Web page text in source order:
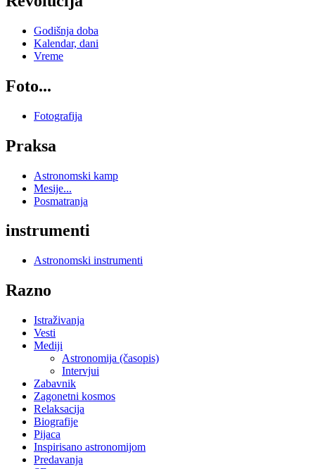
Godišnja doba
Kalendar, dani
Vreme
Foto...
Fotografija
Praksa
Astronomski kamp
Mesije...
Posmatranja
instrumenti
Astronomski instrumenti
Razno
Istraživanja
Vesti
Mediji
Astronomija (časopis)
Intervjui
Zabavnik
Zagonetni kosmos
Relaksacija
Biografije
Pijaca
Inspirisano astronomijom
Predavanja